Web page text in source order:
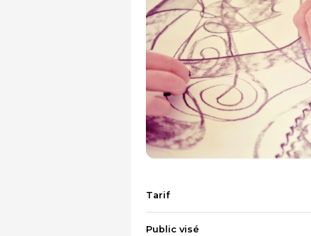
Tarif
Public visé